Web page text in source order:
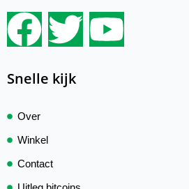
Snelle kijk
Over
Winkel
Contact